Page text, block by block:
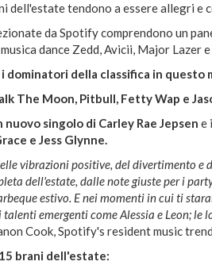
dell'estate tendono a essere allegri e
da Spotify comprendono un
dance Zedd, Avicii, Major Lazer e
dominatori della classifica in questo
The Moon, Pitbull, Fetty Wap e
nuovo singolo di Carley Rae Jepsen e
e Jess Glynne.
vibrazioni positive, del divertimento e
dell'estate, dalle note giuste per i
estivo. E nei momenti in cui ti
emergenti come Alessia e Leon; le
Cook, Spotify's resident music
brani dell'estate: